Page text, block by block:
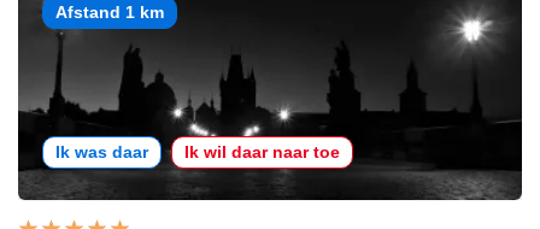
Afstand 1 km
Ik was daar Ik wil daar naar toe